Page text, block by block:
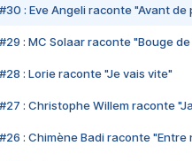
#30 : Eve Angeli raconte "Avant de
#29 : MC Solaar raconte "Bouge de
#28 : Lorie raconte "Je vais vite"
#27 : Christophe Willem raconte
#26 : Chimène Badi raconte "Entre